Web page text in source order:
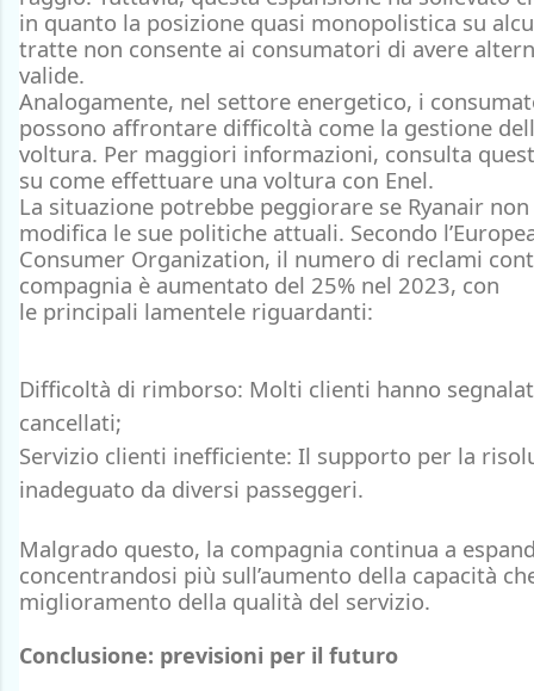
in quanto la posizione quasi monopolistica su
tratte non consente ai consumatori di avere
valide.
Analogamente, nel settore energetico, i
possono affrontare difficoltà come la gestione
voltura. Per maggiori informazioni, consulta
su come effettuare una voltura con Enel.
La situazione potrebbe peggiorare se Ryanair non
modifica le sue politiche attuali. Secondo l’
Consumer Organization, il numero di reclami
compagnia è aumentato del 25% nel 2023, con
le principali lamentele riguardanti:
Difficoltà di rimborso: Molti clienti hanno
cancellati;
Servizio clienti inefficiente: Il supporto per la
inadeguato da diversi passeggeri.
Malgrado questo, la compagnia continua a
concentrandosi più sull’aumento della capacità
miglioramento della qualità del servizio.
Conclusione: previsioni per il futuro